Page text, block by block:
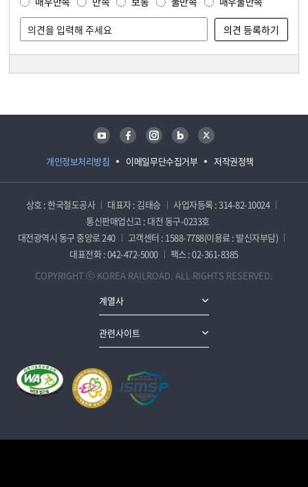
개인정보처리방침 이메일무단수집거부 저작권정책
유튜브 페이스북 인스타그램 블로그 트위터
상호 : 한국철도공사 대표자 : 김태승
사업자등록 : 314-82-10024
통신판매업신고 : 대전 동구-0233호
대전광역시 동구 중앙로 240
고객센터 : 1588-7788(이용료 : 발신자부담)
대표전화 : 042-472-5000
팩스 : 02-361-8385
COPYRIGHT ⓒ KOREA RAILROAD. ALL RIGHTS RESERVED.
계열사
관련사이트